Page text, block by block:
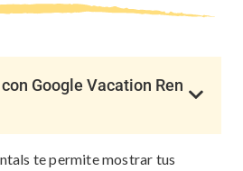
Google Vacation Ren
te permite mostrar tus